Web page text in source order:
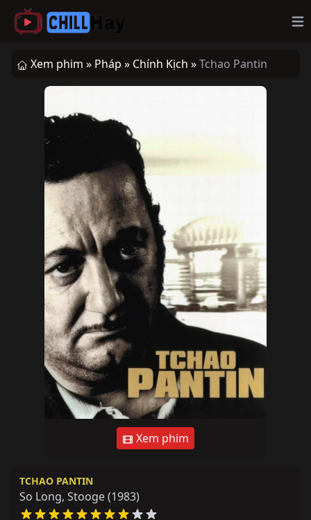
Xem phim » Pháp » Chính Kịch »Tchao Pantin
Xem phim
TCHAO PANTIN
So Long, Stooge(1983)